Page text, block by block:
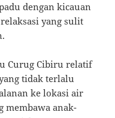
dengan kicauan
yang sulit
Curug Cibiru relatif
tidak terlalu
ke lokasi air
membawa anak-